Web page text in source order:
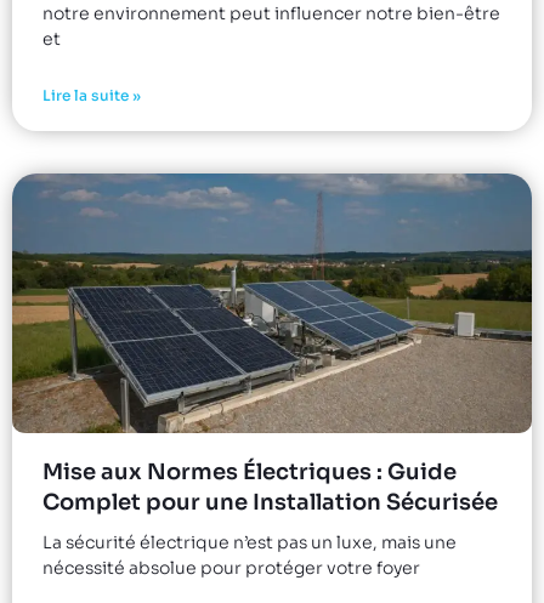
notre environnement peut influencer notre bien-être
et
Lire la suite »
Mise aux Normes Électriques : Guide
Complet pour une Installation Sécurisée
La sécurité électrique n’est pas un luxe, mais une
nécessité absolue pour protéger votre foyer